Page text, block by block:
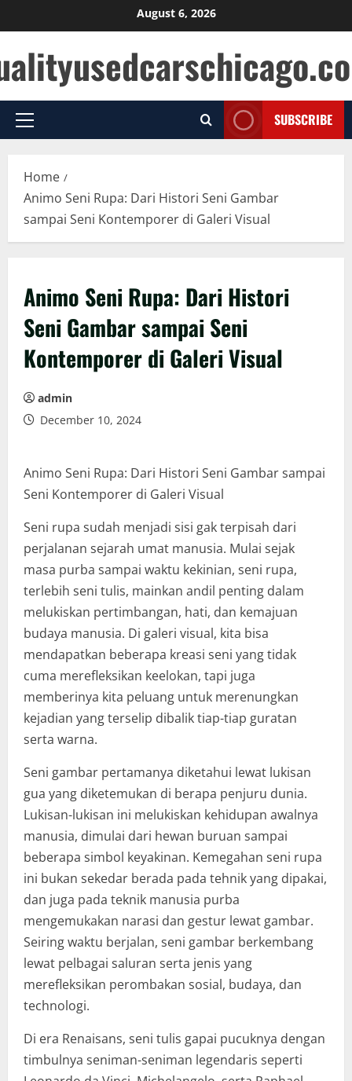
to
content
August 6, 2026
Primary
SUBSCRIBE
Home
Animo Seni Rupa: Dari Histori Seni Gambar
sampai Seni Kontemporer di Galeri Visual
Animo Seni Rupa: Dari Histori
Seni Gambar sampai Seni
Kontemporer di Galeri Visual
admin
December 10, 2024
Animo Seni Rupa: Dari Histori Seni Gambar sampai
Seni Kontemporer di Galeri Visual
Seni rupa sudah menjadi sisi gak terpisah dari
perjalanan sejarah umat manusia. Mulai sejak
masa purba sampai waktu kekinian, seni rupa,
terlebih seni tulis, mainkan andil penting dalam
melukiskan pertimbangan, hati, dan kemajuan
budaya manusia. Di galeri visual, kita bisa
mendapatkan beberapa kreasi seni yang tidak
cuma merefleksikan keelokan, tapi juga
memberinya kita peluang untuk merenungkan
kejadian yang terselip dibalik tiap-tiap guratan
serta warna.
Seni gambar pertamanya diketahui lewat lukisan
gua yang diketemukan di berapa penjuru dunia.
Lukisan-lukisan ini melukiskan kehidupan awalnya
manusia, dimulai dari hewan buruan sampai
beberapa simbol keyakinan. Kemegahan seni rupa
ini bukan sekedar berada pada tehnik yang dipakai,
dan juga pada teknik manusia purba
mengemukakan narasi dan gestur lewat gambar.
Seiring waktu berjalan, seni gambar berkembang
lewat pelbagai saluran serta jenis yang
merefleksikan perombakan sosial, budaya, dan
technologi.
Di era Renaisans, seni tulis gapai pucuknya dengan
timbulnya seniman-seniman legendaris seperti